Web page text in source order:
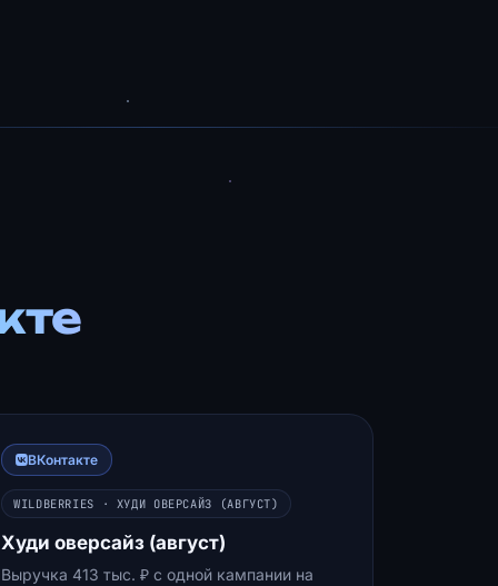
ВКонтакте
WILDBERRIES · ХУДИ ОВЕРСАЙЗ (АВГУСТ)
Худи оверсайз (август)
Выручка 413 тыс. ₽ с одной кампании на